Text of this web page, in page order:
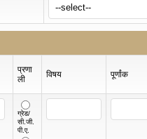
प्रणा
ली
विषय पूर्णांक
ग्रेड/
सी.जी.
पी.ए.